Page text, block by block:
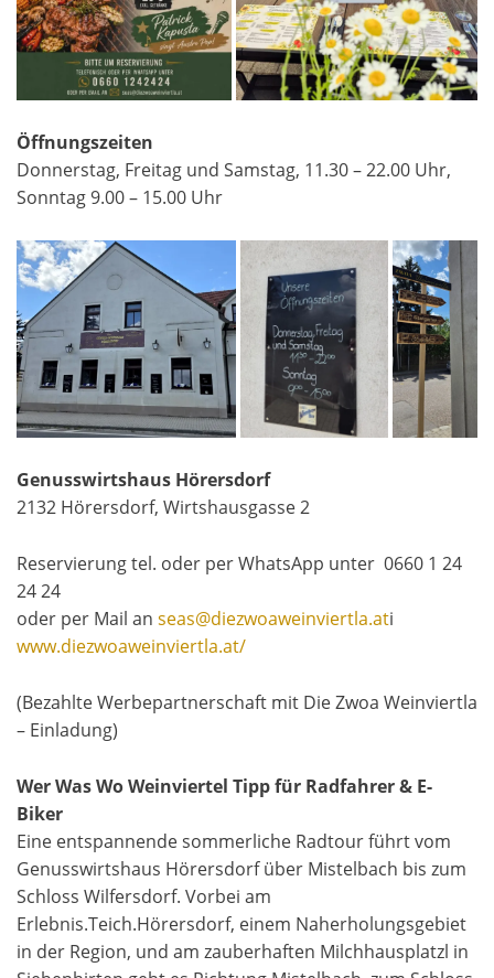
Öffnungszeiten
Donnerstag, Freitag und Samstag, 11.30 – 22.00 Uhr,
Sonntag 9.00 – 15.00 Uhr
Genusswirtshaus Hörersdorf
2132 Hörersdorf, Wirtshausgasse 2
Reservierung tel. oder per WhatsApp unter 0660 1 24
24 24
oder per Mail an seas@diezwoaweinviertla.ati
www.diezwoaweinviertla.at/
(Bezahlte Werbepartnerschaft mit Die Zwoa Weinviertla
– Einladung)
Wer Was Wo Weinviertel Tipp für Radfahrer & E-
Biker
Eine entspannende sommerliche Radtour führt vom
Genusswirtshaus Hörersdorf über Mistelbach bis zum
Schloss Wilfersdorf. Vorbei am
Erlebnis.Teich.Hörersdorf, einem Naherholungsgebiet
in der Region, und am zauberhaften Milchhausplatzl in